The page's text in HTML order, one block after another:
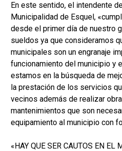
En este sentido, el intendente
Municipalidad de Esquel,
desde el primer día de nuestro
sueldos ya que consideramos
municipales son un engranaje
funcionamiento del municipio y
estamos en la búsqueda de
la prestación de los servicios
vecinos además de realizar
mantenimientos que son
equipamiento al municipio con
«HAY QUE SER CAUTOS EN EL